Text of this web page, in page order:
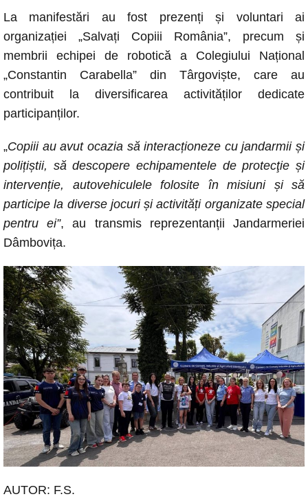
La manifestări au fost prezenți și voluntari ai
organizației „Salvați Copiii România”, precum și
membrii echipei de robotică a Colegiului Național
„Constantin Carabella” din Târgoviște, care au
contribuit la diversificarea activităților dedicate
participanților.
„Copiii au avut ocazia să interacționeze cu jandarmii și
polițiștii, să descopere echipamentele de protecţie și
intervenție, autovehiculele folosite în misiuni și să
participe la diverse jocuri și activități organizate special
pentru ei”, au transmis reprezentanții Jandarmeriei
Dâmbovița.
AUTOR: F.S.